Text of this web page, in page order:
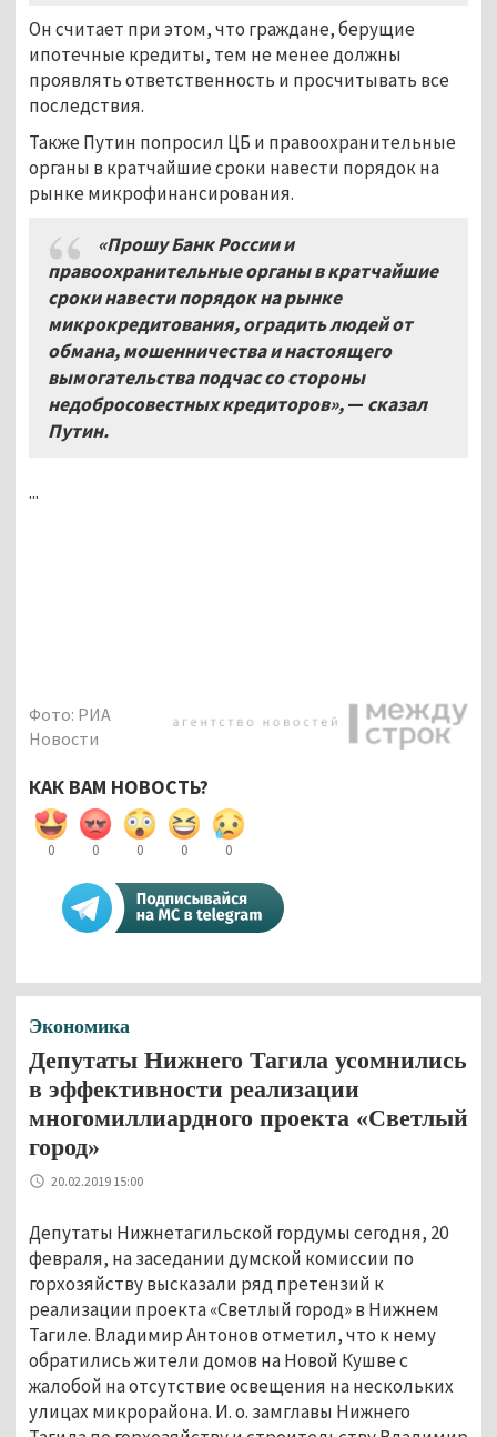
Он считает при этом, что граждане, берущие
ипотечные кредиты, тем не менее должны
проявлять ответственность и просчитывать все
последствия.
Также Путин попросил ЦБ и правоохранительные
органы в кратчайшие сроки навести порядок на
рынке микрофинансирования.
«Прошу Банк России и
правоохранительные органы в кратчайшие
сроки навести порядок на рынке
микрокредитования, оградить людей от
обмана, мошенничества и настоящего
вымогательства подчас со стороны
недобросовестных кредиторов»,— сказал
Путин.
...
Фото: РИА
Новости
КАК ВАМ НОВОСТЬ?
0 0 0 0 0
Экономика
Депутаты Нижнего Тагила усомнились
в эффективности реализации
многомиллиардного проекта «Светлый
город»
20.02.2019 15:00
Депутаты Нижнетагильской гордумы сегодня, 20
февраля, на заседании думской комиссии по
горхозяйству высказали ряд претензий к
реализации проекта «Светлый город» в Нижнем
Тагиле. Владимир Антонов отметил, что к нему
обратились жители домов на Новой Кушве с
жалобой на отсутствие освещения на нескольких
улицах микрорайона. И. о. замглавы Нижнего